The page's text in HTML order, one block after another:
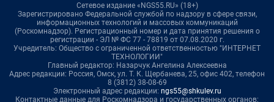
Сетевое издание «NGS55.RU» (18+)
Зарегистрировано Федеральной службой по надзору в сфере связи,
информационных технологий и массовых коммуникаций
(Роскомнадзор). Регистрационный номер и дата принятия решения о
регистрации - ЭЛ № ФС 77 - 78819 от 07.08.2020 г.
Учредитель: Общество с ограниченной ответственностью "ИНТЕРНЕТ
ТЕХНОЛОГИИ"
Главный редактор: Назарчук Ангелина Алексеевна
Адрес редакции: Россия, Омск, ул. Т. К. Щербанева, 25, офис 402, телефон
8 (3812) 38-08-69
Электронный адрес редакции: ngs55@shkulev.ru
Контактные данные для Роскомнадзора и государственных органов: